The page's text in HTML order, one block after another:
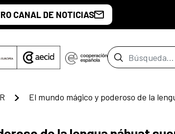
CANAL DE NOTICIAS
Barra de